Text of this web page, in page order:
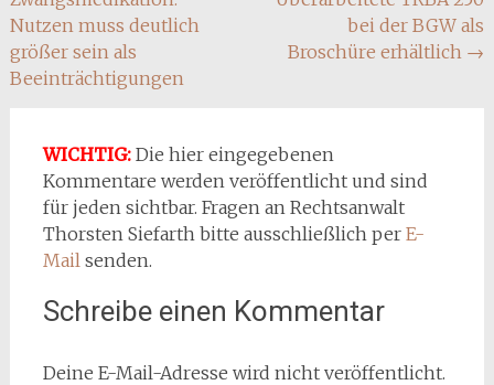
Nutzen muss deutlich
größer sein als
Beeinträchtigungen
bei der BGW als
Broschüre erhältlich →
WICHTIG:Die hier eingegebenen
Kommentare werden veröffentlicht und sind
für jeden sichtbar. Fragen an Rechtsanwalt
Thorsten Siefarth bitte ausschließlich per E-
Mailsenden.
Schreibe einen Kommentar
Deine E-Mail-Adresse wird nicht veröffentlicht.